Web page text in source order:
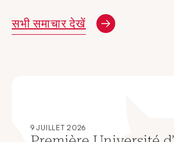
सभी समाचार देखें
9 JUILLET 2026